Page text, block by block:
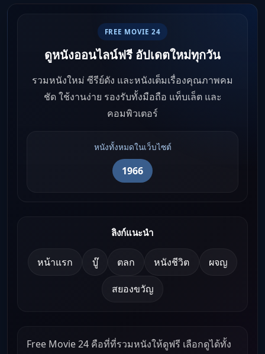
FREE MOVIE 24
ดูหนังออนไลน์ฟรี อัปเดตใหม่ทุกวัน
รวมหนังใหม่ ซีรีย์ดัง และหนังเต็มเรื่องคุณภาพคม
ชัด ใช้งานง่าย รองรับทั้งมือถือ แท็บเล็ต และ
คอมพิวเตอร์
หนังทั้งหมดในเว็บไซต์
1966
ลิงก์แนะนำ
หน้าแรก บู๊ ตลก หนังชีวิต ผจญ
สยองขวัญ
Free Movie 24 คือที่ที่รวมหนังให้ดูฟรี เลือกดูได้ทั้ง